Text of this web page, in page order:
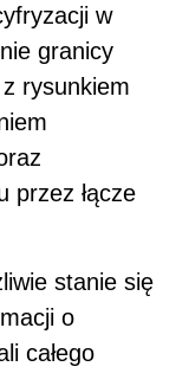
w
granicy
rysunkiem
przez łącze
stanie się
o
całego